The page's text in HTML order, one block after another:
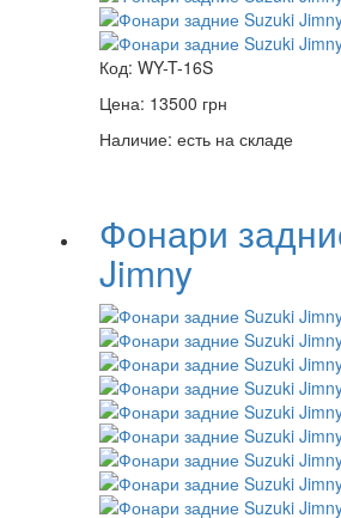
Код: WY-T-16S
Цена: 13500 грн
Наличие: есть на складе
Фонари
Jimny